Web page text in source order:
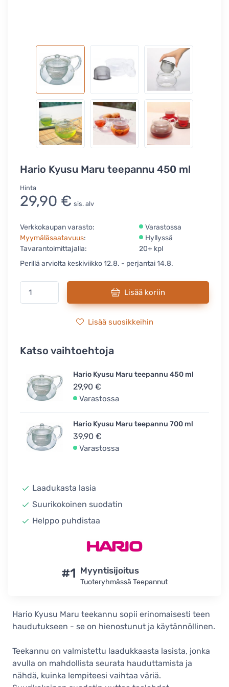
Hario Kyusu Maru teepannu 450 ml
Hinta
29,90 € sis. alv
Verkkokaupan varasto:
Varastossa
Myymäläsaatavuus:
Hyllyssä
Tavarantoimittajalla:
20+ kpl
Perillä arviolta keskiviikko 12.8. - perjantai 14.8.
Lisää koriin
Lisää suosikkeihin
Katso vaihtoehtoja
Hario Kyusu Maru teepannu 450 ml
29,90 €
Varastossa
Hario Kyusu Maru teepannu 700 ml
39,90 €
Varastossa
Laadukasta lasia
Suurikokoinen suodatin
Helppo puhdistaa
#1 Myyntisijoitus
Tuoteryhmässä Teepannut
Hario Kyusu Maru teekannu sopii erinomaisesti teen
haudutukseen - se on hienostunut ja käytännöllinen.
Teekannu on valmistettu laadukkaasta lasista, jonka
avulla on mahdollista seurata hauduttamista ja
nähdä, kuinka lempiteesi vaihtaa väriä.